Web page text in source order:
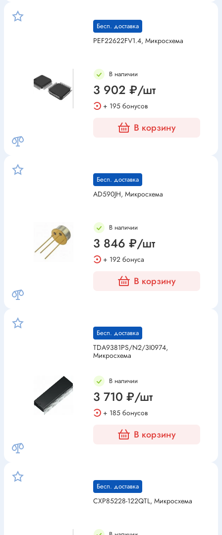
Бесп. доставка
PEF22622FV1.4, Микросхема
В наличии
3 902 ₽/шт
+ 195 бонусов
В корзину
Бесп. доставка
AD590JH, Микросхема
В наличии
3 846 ₽/шт
+ 192 бонуса
В корзину
Бесп. доставка
TDA9381PS/N2/3I0974,
Микросхема
В наличии
3 710 ₽/шт
+ 185 бонусов
В корзину
Бесп. доставка
CXP85228-122QTL, Микросхема